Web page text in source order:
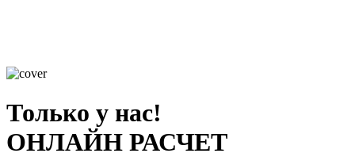
Только у нас!
ОНЛАЙН РАСЧЕТ